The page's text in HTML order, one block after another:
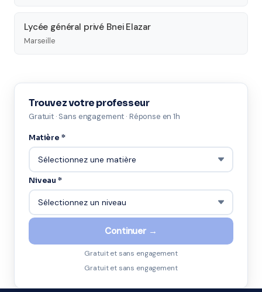
Lycée général privé Bnei Elazar
Marseille
Trouvez votre professeur
Gratuit · Sans engagement · Réponse en 1h
Matière *
Niveau *
Continuer →
Gratuit et sans engagement
Gratuit et sans engagement